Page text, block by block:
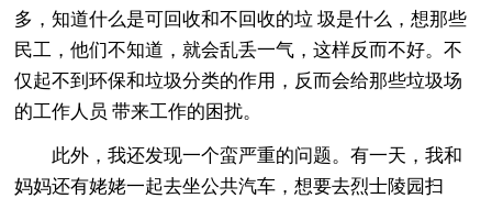
多，知道什么是可回收和不回收的垃 圾是什么，想那些
民工，他们不知道，就会乱丢一气，这样反而不好。不
仅起不到环保和垃圾分类的作用，反而会给那些垃圾场
的工作人员 带来工作的困扰。
此外，我还发现一个蛮严重的问题。有一天，我和
妈妈还有姥姥一起去坐公共汽车，想要去烈士陵园扫